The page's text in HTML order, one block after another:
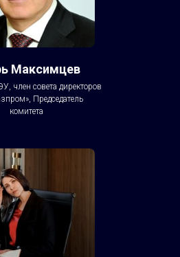
Максимцев
член совета директоров
Председатель
комитета